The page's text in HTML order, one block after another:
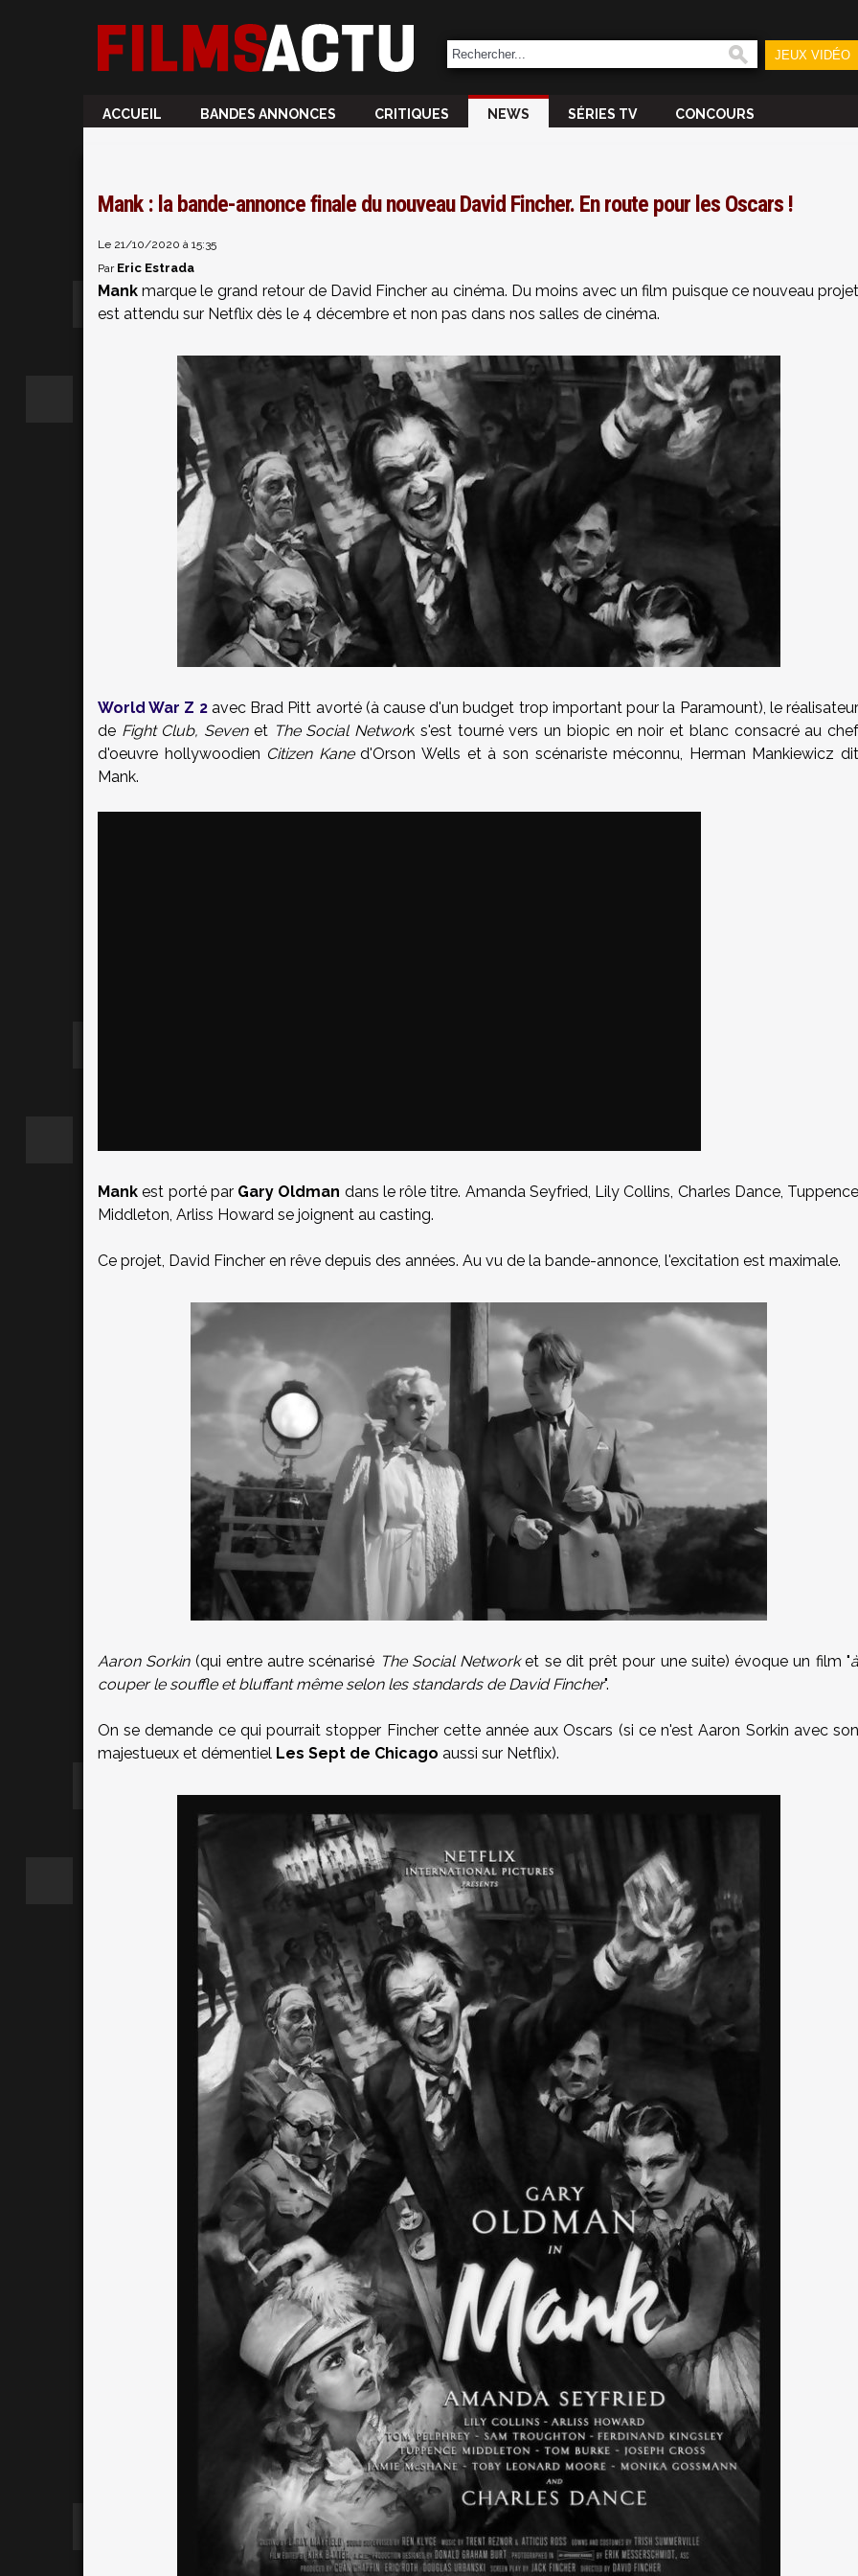
JEUX VIDÉO
ACCUEIL BANDES ANNONCES CRITIQUES NEWS SÉRIES TV CONCOURS
Mank : la bande-annonce finale du nouveau David Fincher. En route pour les Oscars !
Le 21/10/2020 à 15:35
Par Eric Estrada
Mank marque le grand retour de David Fincher au cinéma. Du moins avec un film puisque ce nouveau projet
est attendu sur Netflix dès le 4 décembre et non pas dans nos salles de cinéma.
World War Z 2 avec Brad Pitt avorté (à cause d'un budget trop important pour la Paramount), le
de Fight Club, SevenetThe Social Network s'est tourné vers un biopic en noir et blanc consacré au
d'oeuvre hollywoodien Citizen Kaned'Orson Wells et à son scénariste méconnu, Herman Mankiewicz
Mank.
Mank est porté par Gary Oldman dans le rôle titre. Amanda Seyfried, Lily Collins, Charles Dance, Tuppence
Middleton, Arliss Howard se joignent au casting.
Ce projet, David Fincher en rêve depuis des années. Au vu de la bande-annonce, l'excitation est maximale.
Aaron Sorkin(qui entre autre scénarisé The Social Networket se dit prêt pour une suite) évoque un film "
couper le souffle et bluffant même selon les standards de David Fincher".
On se demande ce qui pourrait stopper Fincher cette année aux Oscars (si ce n'est Aaron Sorkin avec son
majestueux et démentiel Les Sept de Chicago aussi sur Netflix).